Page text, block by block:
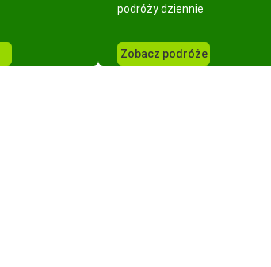
podróży dziennie
Zobacz podróże